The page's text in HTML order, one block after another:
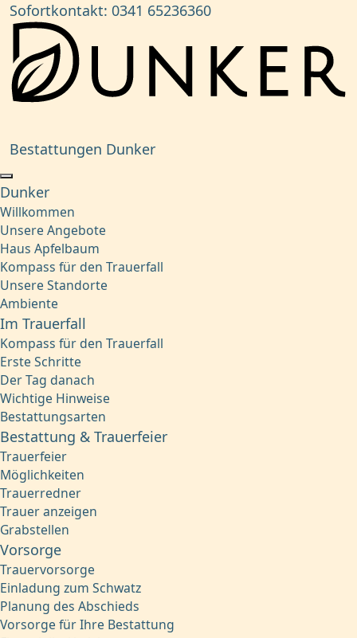
Sofortkontakt: 0341 65236360
Bestattungen Dunker
Dunker
Willkommen
Unsere Angebote
Haus Apfelbaum
Kompass für den Trauerfall
Unsere Standorte
Ambiente
Im Trauerfall
Kompass für den Trauerfall
Erste Schritte
Der Tag danach
Wichtige Hinweise
Bestattungsarten
Bestattung & Trauerfeier
Trauerfeier
Möglichkeiten
Trauerredner
Trauer anzeigen
Grabstellen
Vorsorge
Trauervorsorge
Einladung zum Schwatz
Planung des Abschieds
Vorsorge für Ihre Bestattung